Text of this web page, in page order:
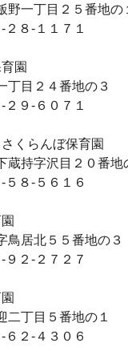
丁目２５番地の
８‐１１７１
園
２４番地の３
９‐６０７１
らんぼ保育園
字沢目２０番地
８‐５６１６
北５５番地の３
２‐２７２７
目５番地の１
２‐４３０６